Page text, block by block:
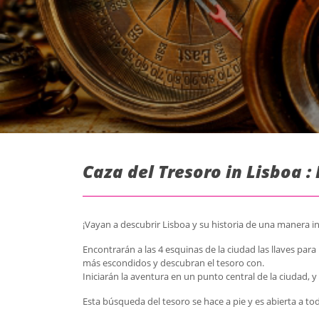
Caza del Tresoro in Lisboa
¡Vayan a descubrir Lisboa y su historia de una manera
Encontrarán a las 4 esquinas de la ciudad las llaves
más escondidos y descubran el tesoro con.
Iniciarán la aventura en un punto central de la ciudad,
Esta búsqueda del tesoro se hace a pie y es abierta a